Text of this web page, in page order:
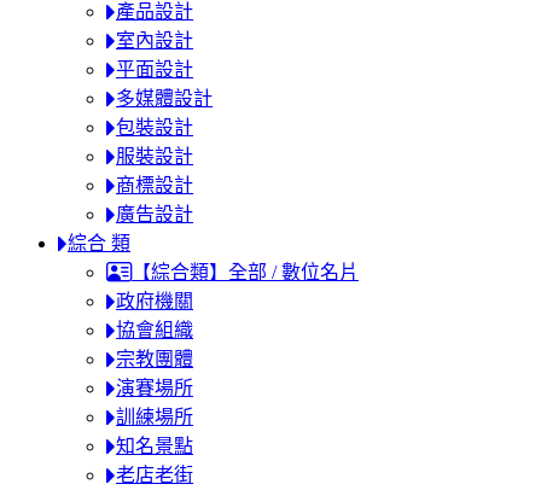
產品設計
室內設計
平面設計
多媒體設計
包裝設計
服裝設計
商標設計
廣告設計
綜合 類
【綜合類】全部 / 數位名片
政府機關
協會組織
宗教團體
演賽場所
訓練場所
知名景點
老店老街